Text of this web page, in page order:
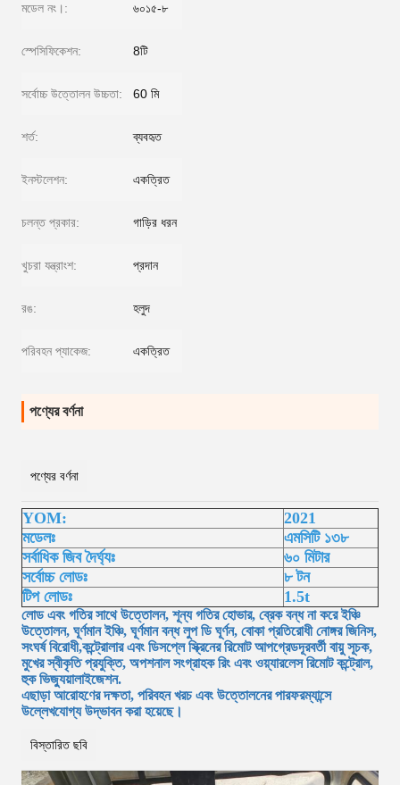
মডেল নং।: ৬০১৫-৮
স্পেসিফিকেশন: 8টি
সর্বোচ্চ উত্তোলন উচ্চতা: 60 মি
শর্ত: ব্যবহৃত
ইনস্টলেশন: একত্রিত
চলন্ত প্রকার: গাড়ির ধরন
খুচরা যন্ত্রাংশ: প্রদান
রঙ: হলুদ
পরিবহন প্যাকেজ: একত্রিত
পণ্যের বর্ণনা
পণ্যের বর্ণনা
YOM:
2021
মডেলঃ
এমসিটি ১৩৮
সর্বাধিক জিব দৈর্ঘ্যঃ
৬০ মিটার
সর্বোচ্চ লোডঃ
৮ টন
টিপ লোডঃ
1.5t
লোড এবং গতির সাথে উত্তোলন, শূন্য গতির হোভার, ব্রেক বন্ধ না করে ইঞ্চি
উত্তোলন, ঘূর্ণমান ইঞ্চি, ঘূর্ণমান বন্ধ লুপ ডি ঘূর্ণন, বোকা প্রতিরোধী নোঙ্গর জিনিস,
সংঘর্ষ বিরোধী,কন্ট্রোলার এবং ডিসপ্লে স্ক্রিনের রিমোট আপগ্রেডদূরবর্তী বায়ু সূচক,
মুখের স্বীকৃতি প্রযুক্তি, অপশনাল সংগ্রাহক রিং এবং ওয়্যারলেস রিমোট কন্ট্রোল,
হুক ভিজ্যুয়ালাইজেশন.
এছাড়া আরোহণের দক্ষতা, পরিবহন খরচ এবং উত্তোলনের পারফরম্যান্সে
উল্লেখযোগ্য উদ্ভাবন করা হয়েছে।
বিস্তারিত ছবি